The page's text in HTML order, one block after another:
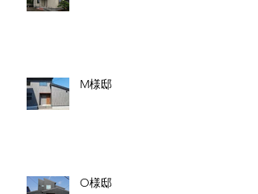
M様邸
O様邸